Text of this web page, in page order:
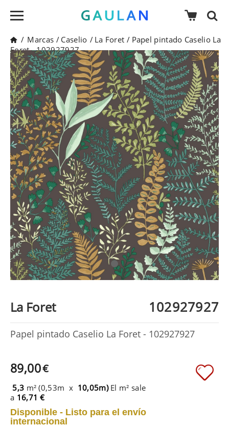
/ Marcas / Caselio / La Foret / Papel pintado Caselio La
Foret - 102927927
La Foret 102927927
Papel pintado Caselio La Foret - 102927927
89,00€
5,3 m² (0,53m x 10,05m) El m² sale
a 16,71 €
Disponible - Listo para el envío
internacional